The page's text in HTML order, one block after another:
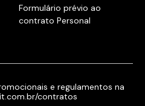
Formulário prévio ao
contrato Personal
e regulamentos na
contratos